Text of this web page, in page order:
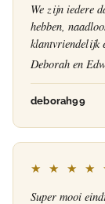
We zijn iedere
hebben,
klantvriendelijk
Deborah en
deborah99
★ ★ ★ ★
Super mooi